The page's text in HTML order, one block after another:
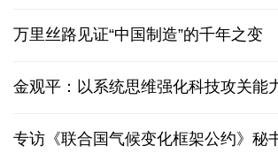
万里丝路见证“中国制造”的千年之变
金观平：以系统思维强化科技攻关能
专访《联合国气候变化框架公约》秘